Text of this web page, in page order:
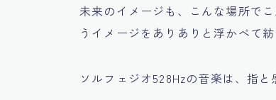
未来のイメージも、こんな場所で
うイメージをありありと浮かべて紡
ソルフェジオ528Hzの音楽は、指